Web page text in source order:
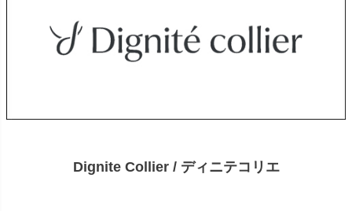
Dignite Collier / ディニテコリエ